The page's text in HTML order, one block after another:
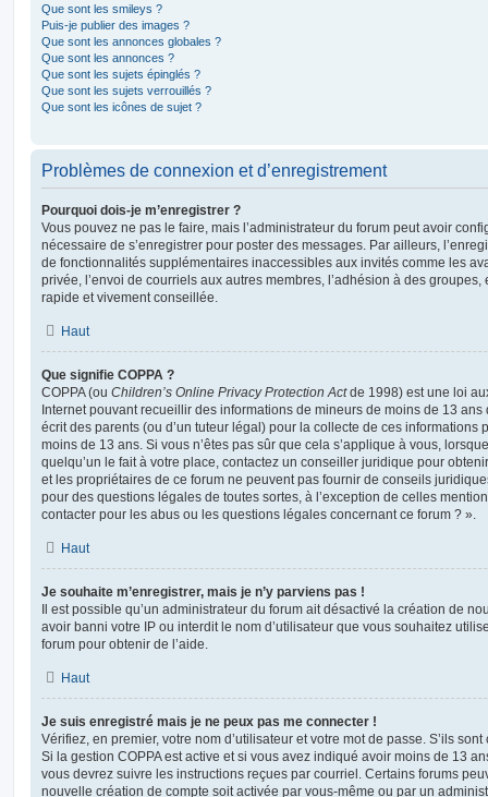
Que sont les smileys ?
Puis-je publier des images ?
Que sont les annonces globales ?
Que sont les annonces ?
Que sont les sujets épinglés ?
Que sont les sujets verrouillés ?
Que sont les icônes de sujet ?
Problèmes de connexion et d’enregistrement
Pourquoi dois-je m’enregistrer ?
Vous pouvez ne pas le faire, mais l’administrateur du forum peut avoir
nécessaire de s’enregistrer pour poster des messages. Par ailleurs,
de fonctionnalités supplémentaires inaccessibles aux invités comme les
privée, l’envoi de courriels aux autres membres, l’adhésion à des groupes,
rapide et vivement conseillée.
Haut
Que signifie COPPA ?
COPPA (ou Children’s Online Privacy Protection Actde 1998) est une loi
Internet pouvant recueillir des informations de mineurs de moins de 13
écrit des parents (ou d’un tuteur légal) pour la collecte de ces informations
moins de 13 ans. Si vous n’êtes pas sûr que cela s’applique à vous,
quelqu’un le fait à votre place, contactez un conseiller juridique pour
et les propriétaires de ce forum ne peuvent pas fournir de conseils
pour des questions légales de toutes sortes, à l’exception de celles
contacter pour les abus ou les questions légales concernant ce forum ? ».
Haut
Je souhaite m’enregistrer, mais je n’y parviens pas !
Il est possible qu’un administrateur du forum ait désactivé la création de
avoir banni votre IP ou interdit le nom d’utilisateur que vous souhaitez
forum pour obtenir de l’aide.
Haut
Je suis enregistré mais je ne peux pas me connecter !
Vérifiez, en premier, votre nom d’utilisateur et votre mot de passe. S’ils
Si la gestion COPPA est active et si vous avez indiqué avoir moins de 13
vous devrez suivre les instructions reçues par courriel. Certains forums
nouvelle création de compte soit activée par vous-même ou par un